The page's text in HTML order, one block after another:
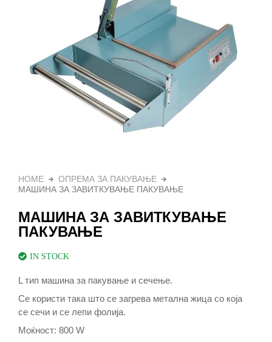
HOME
ОПРЕМА ЗА ПАКУВАЊЕ
МАШИНА ЗА ЗАВИТКУВАЊЕ ПАКУВАЊЕ
МАШИНА ЗА ЗАВИТКУВАЊЕ
ПАКУВАЊЕ
IN STOCK
L тип машина за пакување и сечење.
Се користи така што се загрева метална жица со која
се сечи и се лепи фолија.
Моќност: 800 W